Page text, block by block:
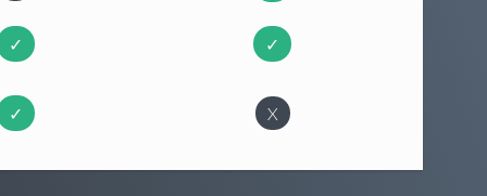
✓ ✓
✓ X